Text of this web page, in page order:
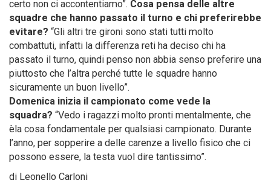
certo non ci accontentiamo”. Cosa pensa delle altre
squadre che hanno passato il turno e chi preferirebbe
evitare? “Gli altri tre gironi sono stati tutti molto
combattuti, infatti la differenza reti ha deciso chi ha
passato il turno, quindi penso non abbia senso preferire una
piuttosto che l’altra perché tutte le squadre hanno
sicuramente un buon livello”.
Domenica inizia il campionato come vede la
squadra? “Vedo i ragazzi molto pronti mentalmente, che
èla cosa fondamentale per qualsiasi campionato. Durante
l’anno, per sopperire a delle carenze a livello fisico che ci
possono essere, la testa vuol dire tantissimo”.
di Leonello Carloni